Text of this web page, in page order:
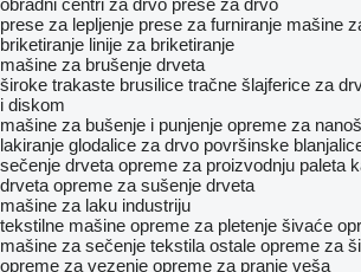
obradni centri za drvo prese za drvo
prese za lepljenje prese za furniranje mašine
briketiranje linije za briketiranje
mašine za brušenje drveta
široke trakaste brusilice tračne šlajferice za
i diskom
mašine za bušenje i punjenje opreme za
lakiranje glodalice za drvo površinske
sečenje drveta opreme za proizvodnju paleta
drveta opreme za sušenje drveta
mašine za laku industriju
tekstilne mašine opreme za pletenje šivaće
mašine za sečenje tekstila ostale opreme za
opreme za vezenje opreme za pranje veša